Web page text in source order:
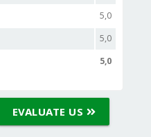
5,0
5,0
5,0
EVALUATE US